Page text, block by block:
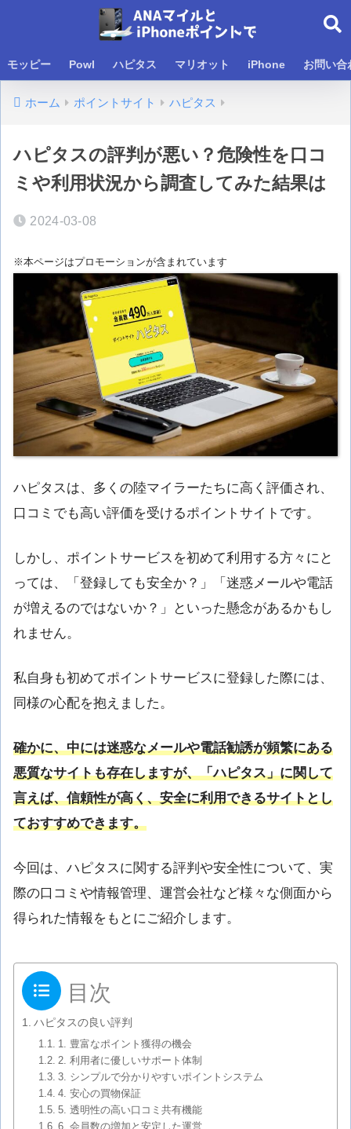
モッピー Powl ハピタス マリオット iPhone お問い合
ホーム ポイントサイト ハピタス
ハピタスの評判が悪い？危険性を口コ
ミや利用状況から調査してみた結果は
2024-03-08
※本ページはプロモーションが含まれています
ハピタスは、多くの陸マイラーたちに高く評価され、
口コミでも高い評価を受けるポイントサイトです。
しかし、ポイントサービスを初めて利用する方々にと
っては、「登録しても安全か？」「迷惑メールや電話
が増えるのではないか？」といった懸念があるかもし
れません。
私自身も初めてポイントサービスに登録した際には、
同様の心配を抱えました。
確かに、中には迷惑なメールや電話勧誘が頻繁にある
悪質なサイトも存在しますが、「ハピタス」に関して
言えば、信頼性が高く、安全に利用できるサイトとし
ておすすめできます。
今回は、ハピタスに関する評判や安全性について、実
際の口コミや情報管理、運営会社など様々な側面から
得られた情報をもとにご紹介します。
目次
ハピタスの良い評判
1. 豊富なポイント獲得の機会
2. 利用者に優しいサポート体制
3. シンプルで分かりやすいポイントシステム
4. 安心の買物保証
5. 透明性の高い口コミ共有機能
6. 会員数の増加と安定した運営